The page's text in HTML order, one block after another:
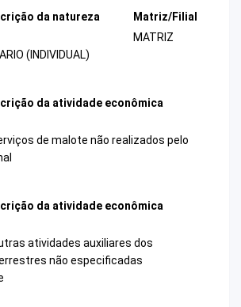
da natureza
(INDIVIDUAL)
Matriz/Filial
MATRIZ
da atividade econômica
de malote não realizados pelo
da atividade econômica
atividades auxiliares dos
não especificadas